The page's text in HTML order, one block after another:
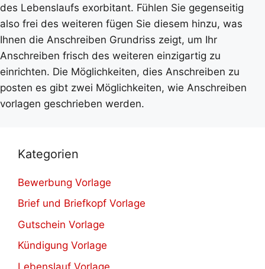
des Lebenslaufs exorbitant. Fühlen Sie gegenseitig
also frei des weiteren fügen Sie diesem hinzu, was
Ihnen die Anschreiben Grundriss zeigt, um Ihr
Anschreiben frisch des weiteren einzigartig zu
einrichten. Die Möglichkeiten, dies Anschreiben zu
posten es gibt zwei Möglichkeiten, wie Anschreiben
vorlagen geschrieben werden.
Kategorien
Bewerbung Vorlage
Brief und Briefkopf Vorlage
Gutschein Vorlage
Kündigung Vorlage
Lebenslauf Vorlage